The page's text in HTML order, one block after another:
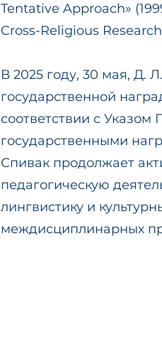
Tentative Approach»
Cross-Religious
В 2025 году, 30 мая, Д.
государственной
соответствии с
государственными
Спивак продолжает
педагогическую
лингвистику и
междисциплинарных